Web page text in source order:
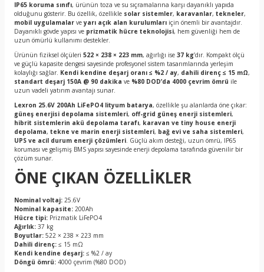
IP65 koruma sınıfı, ürünün toza ve su sıçramalarına karşı dayanıklı yapıda
olduğunu gösterir. Bu özellik, özellikle solar sistemler, karavanlar, tekneler,
mobil uygulamalar veyarı açık alan kurulumları için önemli bir avantajdır.
Dayanıklı gövde yapısı ve prizmatik hücre teknolojisi, hem güvenliği hem de
uzun ömürlü kullanımı destekler.
Ürünün fiziksel ölçüleri 522 × 238 × 223 mm, ağırlığı ise 37 kg’dır. Kompakt ölçü
ve güçlü kapasite dengesi sayesinde profesyonel sistem tasarımlarında yerleşim
kolaylığı sağlar. Kendi kendine deşarj oranı ≤ %2 / ay, dahili direnç ≤ 15 mΩ,
standart deşarj 150A @ 90 dakika ve %80 DOD’da 4000 çevrim ömrü ile
uzun vadeli yatırım avantajı sunar.
Lexron 25.6V 200Ah LiFePO4 lityum batarya, özellikle şu alanlarda öne çıkar:
güneş enerjisi depolama sistemleri, off-grid güneş enerji sistemleri,
hibrit sistemlerin akü depolama tarafı, karavan ve tiny house enerji
depolama, tekne ve marin enerji sistemleri, bağ evi ve saha sistemleri,
UPS ve acil durum enerji çözümleri. Güçlü akım desteği, uzun ömrü, IP65
koruması ve gelişmiş BMS yapısı sayesinde enerji depolama tarafında güvenilir bir
çözüm sunar.
ÖNE ÇIKAN ÖZELLİKLER
Nominal voltaj: 25.6V
Nominal kapasite: 200Ah
Hücre tipi: Prizmatik LiFePO4
Ağırlık: 37 kg
Boyutlar: 522 × 238 × 223 mm
Dahili direnç: ≤ 15 mΩ
Kendi kendine deşarj: ≤ %2 / ay
Döngü ömrü: 4000 çevrim (%80 DOD)